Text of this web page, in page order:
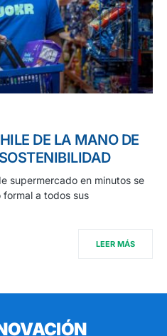
DE LA MANO DE
supermercado en minutos se
a todos sus
LEER MÁS